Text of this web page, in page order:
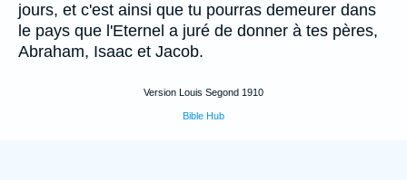
jours, et c'est ainsi que tu pourras demeurer dans
le pays que l'Eternel a juré de donner à tes pères,
Abraham, Isaac et Jacob.
Version Louis Segond 1910
Bible Hub